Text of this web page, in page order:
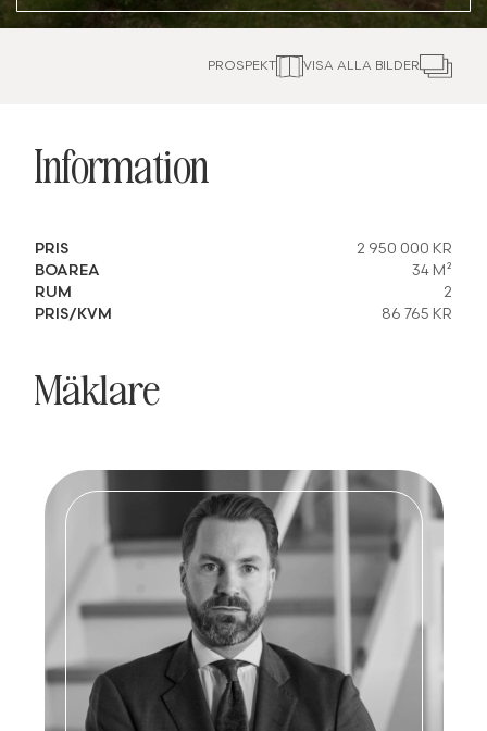
PROSPEKT VISA ALLA BILDER
Information
PRIS
2 950 000 KR
BOAREA
34 M²
RUM
2
PRIS/KVM
86 765 KR
Mäklare